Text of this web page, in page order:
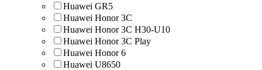
Huawei GR5
Huawei Honor 3C
Huawei Honor 3C H30-U10
Huawei Honor 3C Play
Huawei Honor 6
Huawei U8650